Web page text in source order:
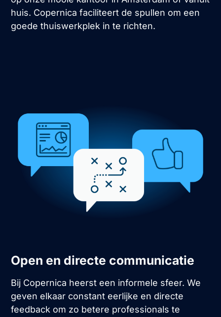
huis. Copernica faciliteert de spullen om een
goede thuiswerkplek in te richten.
Open en directe communicatie
Bij Copernica heerst een informele sfeer. We
geven elkaar constant eerlijke en directe
feedback om zo betere professionals te